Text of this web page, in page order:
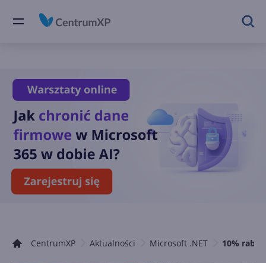
CentrumXP Aktualności Microsoft .NET 10%